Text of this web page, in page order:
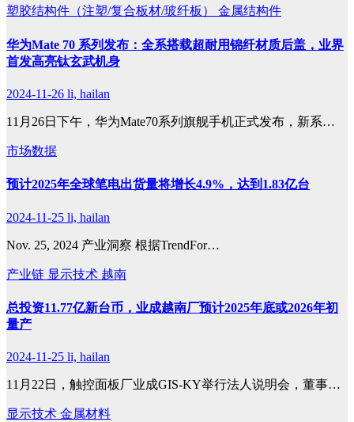
塑胶结构件（注塑/复合板材/玻纤板） 金属结构件
华为Mate 70 系列发布：全系搭载超耐用锦纤材质后盖，业界
首发高亮钛玄武机身
2024-11-26 li, hailan
11月26日下午，华为Mate70系列旗舰手机正式发布，新系…
市场数据
预计2025年全球笔电出货量将增长4.9%，达到1.83亿台
2024-11-25 li, hailan
‌Nov. 25, 2024 产业洞察 根据TrendFor…
产业链 显示技术 越南
总投资11.77亿新台币，业成越南厂预计2025年底或2026年初
量产
2024-11-25 li, hailan
11月22日，触控面板厂业成GIS-KY举行法人说明会，董事…
显示技术 金属材料